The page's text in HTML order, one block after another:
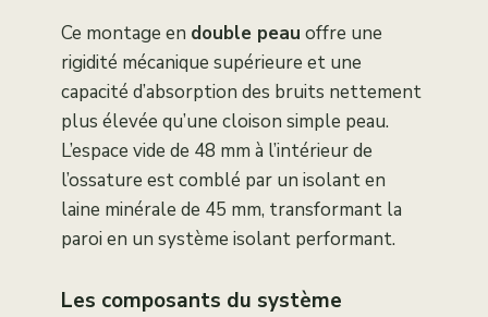
Ce montage en double peau offre une
rigidité mécanique supérieure et une
capacité d’absorption des bruits nettement
plus élevée qu’une cloison simple peau.
L’espace vide de 48 mm à l’intérieur de
l’ossature est comblé par un isolant en
laine minérale de 45 mm, transformant la
paroi en un système isolant performant.
Les composants du système